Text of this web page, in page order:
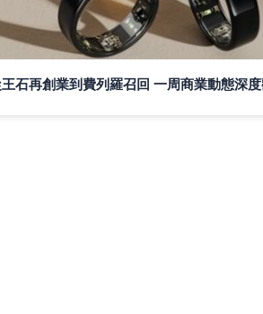
石再創業到費列羅召回 一周商業動態深